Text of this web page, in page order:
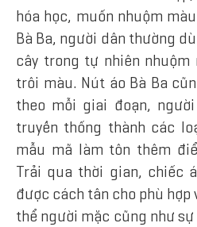
hóa học, muốn nhuộm
Bà Ba, người dân thường
cây trong tự nhiên nhuộm
trôi màu. Nút áo Bà Ba
theo mỗi giai đoạn,
truyền thống thành các
mẫu mã làm tôn thêm
Trải qua thời gian, chiếc
được cách tân cho phù hợp
thể người mặc cũng như